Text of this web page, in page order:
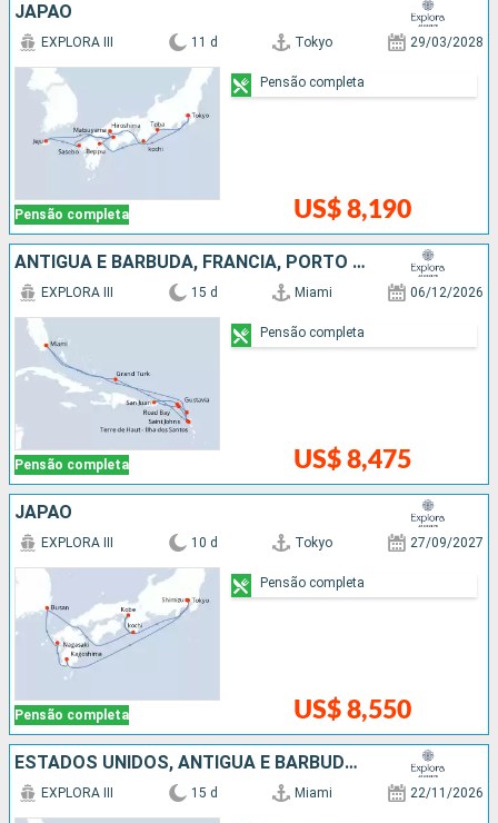
JAPÃO
Pensão completa
EXPLORA III 11 d Tokyo 29/03/2028
US$ 8,190
Pensão completa
ANTIGUA E BARBUDA, FRANCIA, PORTO RICO, ESTADOS UNIDOS
Pensão completa
EXPLORA III 15 d Miami 06/12/2026
US$ 8,475
Pensão completa
JAPÃO
Pensão completa
EXPLORA III 10 d Tokyo 27/09/2027
US$ 8,550
Pensão completa
ESTADOS UNIDOS, ANTIGUA E BARBUDA, PORTO RICO, FRANCIA
EXPLORA III 15 d Miami 22/11/2026